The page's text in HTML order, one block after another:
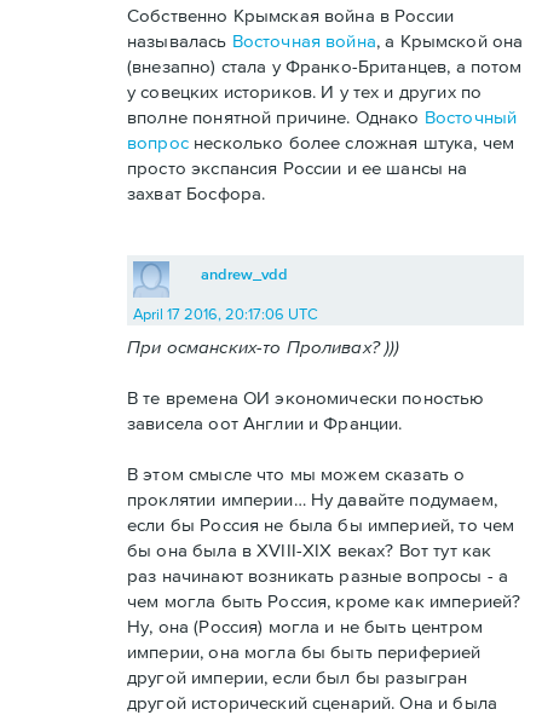
Собственно Крымская война в России
называлась Восточная война, а Крымской она
(внезапно) стала у Франко-Британцев, а потом
у совецких историков. И у тех и других по
вполне понятной причине. Однако Восточный
вопроснесколько более сложная штука, чем
просто экспансия России и ее шансы на
захват Босфора.
andrew_vdd
April 17 2016, 20:17:06 UTC
При османских-то Проливах? )))
В те времена ОИ экономически поностью
зависела оот Англии и Франции.
В этом смысле что мы можем сказать о
проклятии империи… Ну давайте подумаем,
если бы Россия не была бы империей, то чем
бы она была в XVIII-XIX веках? Вот тут как
раз начинают возникать разные вопросы - а
чем могла быть Россия, кроме как империей?
Ну, она (Россия) могла и не быть центром
империи, она могла бы быть периферией
другой империи, если был бы разыгран
другой исторический сценарий. Она и была